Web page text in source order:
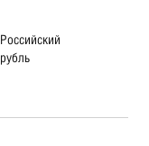
Российский
рубль